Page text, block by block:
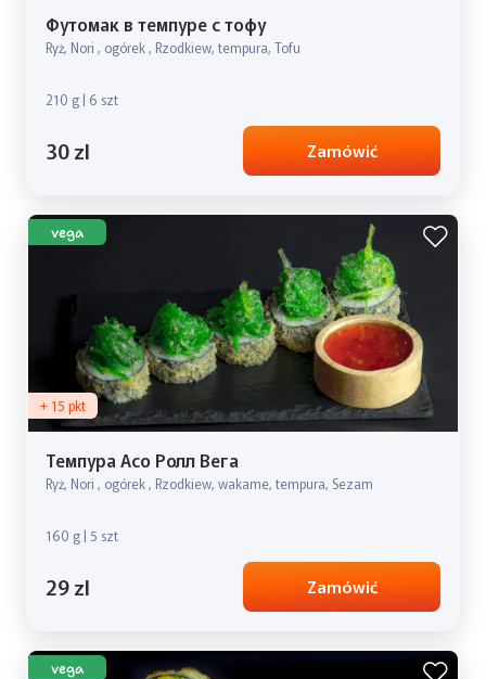
Футомак в темпуре с тофу
Ryż, Nori , ogórek , Rzodkiew, tempura, Tofu
210 g | 6 szt
30 zl Zamówić
vega
+ 15 pkt
Темпура Асо Ролл Вега
Ryż, Nori , ogórek , Rzodkiew, wakame, tempura, Sezam
160 g | 5 szt
29 zl Zamówić
vega